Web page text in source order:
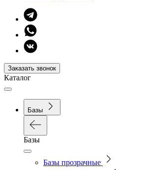
Заказать звонок
Каталог
Базы
Базы
Базы прозрачные